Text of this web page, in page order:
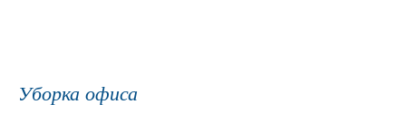
Уборка офиса